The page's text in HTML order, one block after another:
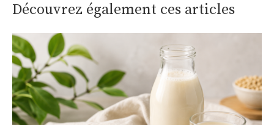
Découvrez également ces articles